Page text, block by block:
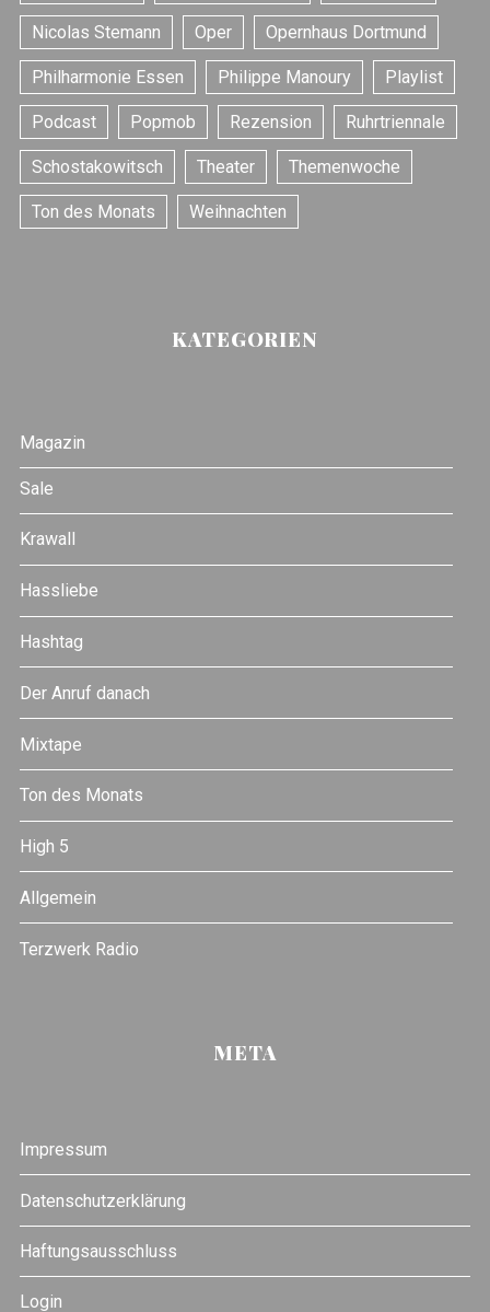
Nicolas Stemann Oper Opernhaus Dortmund
Philharmonie Essen Philippe Manoury Playlist
Podcast Popmob Rezension Ruhrtriennale
Schostakowitsch Theater Themenwoche
Ton des Monats Weihnachten
KATEGORIEN
Magazin
Sale
Krawall
Hassliebe
Hashtag
Der Anruf danach
Mixtape
Ton des Monats
High 5
Allgemein
Terzwerk Radio
META
Impressum
Datenschutzerklärung
Haftungsausschluss
Login